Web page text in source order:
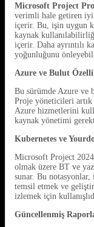
Microsoft Project
verimli hale getiren
içerir. Bu, işin uygun
kaynak
içerir. Daha ayrıntılı
yoğunluğunu
Azure ve Bulut
Bu sürümde Azure ve
Proje yöneticileri
Azure hizmetlerini
kaynak yönetimi
Kubernetes ve
Microsoft Project
olmak üzere BT ve
sunar. Bu notasyonlar,
temsil etmek ve
izlemek için
Güncellenmiş